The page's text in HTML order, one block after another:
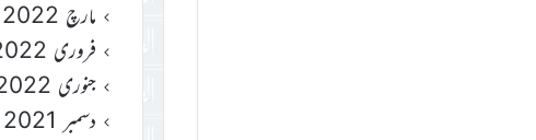
مارچ 2022
فروری 2022
جنوری 2022
دسمبر 2021